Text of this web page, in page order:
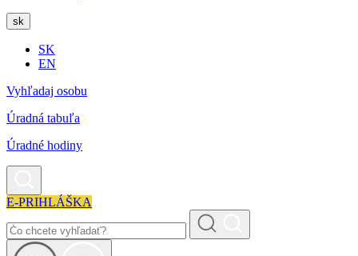
sk
SK
EN
Vyhľadaj osobu
Úradná tabuľa
Úradné hodiny
E-PRIHLÁŠKA